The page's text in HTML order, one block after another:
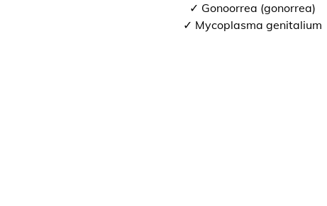
✓ Gonoorrea (gonorrea)
✓ Mycoplasma genitalium